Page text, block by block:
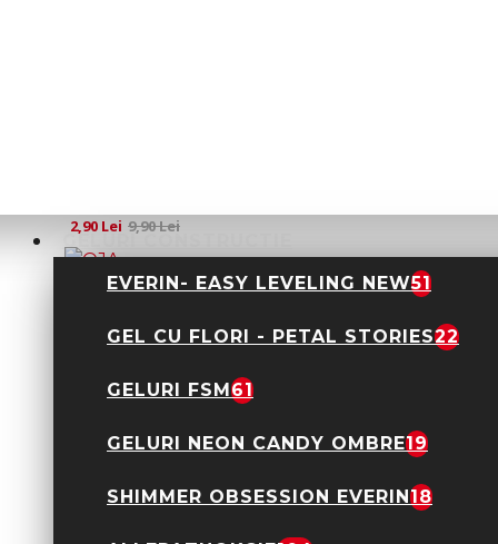
GELURI CONSTRUCTIE
EVERIN- EASY LEVELING NEW51
GEL CU FLORI - PETAL STORIES22
GELURI FSM61
GELURI NEON CANDY OMBRE19
SHIMMER OBSESSION EVERIN18
2,90 Lei 9,90 Lei
SEMIPERMANENTA
ROSALIND 7ML- B017